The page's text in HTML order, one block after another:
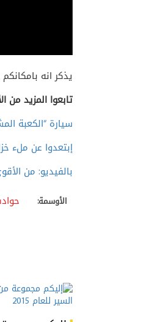
يذكر انه
تابعوا المزيد من
سيارة “الكعبة
إبتعدوا عن ملء
بالفيديو: من
الأوسمة: